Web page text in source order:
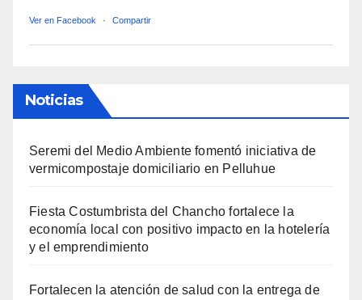
Ver en Facebook · Compartir
Noticias
Seremi del Medio Ambiente fomentó iniciativa de
vermicompostaje domiciliario en Pelluhue
Fiesta Costumbrista del Chancho fortalece la
economía local con positivo impacto en la hotelería
y el emprendimiento
Fortalecen la atención de salud con la entrega de